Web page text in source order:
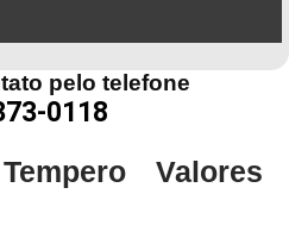
pelo telefone
0118
Valores